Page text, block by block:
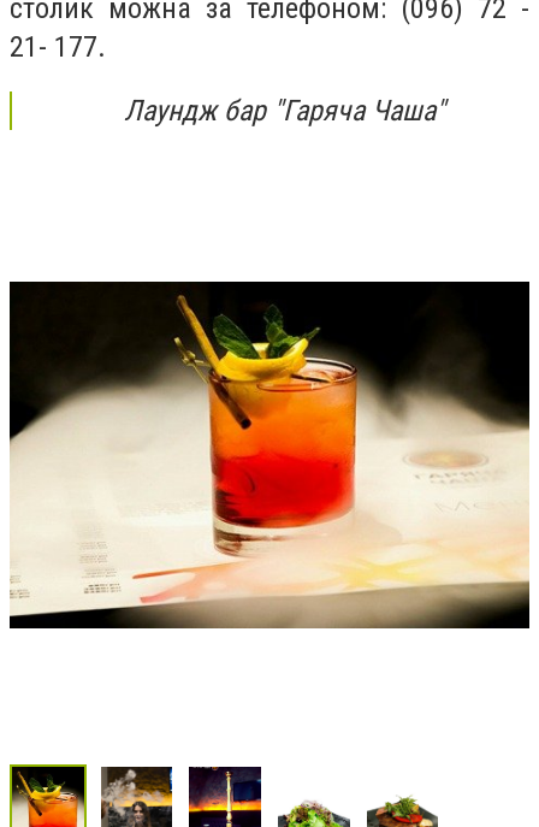
столик можна за телефоном: (096) 72 -
21- 177.
Лаундж бар "Гаряча Чаша"